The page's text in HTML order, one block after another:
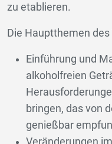
zu etablieren.
Die Hauptthemen
Einführung und
alkoholfreien
bringen, das von
genießbar
Veränderungen